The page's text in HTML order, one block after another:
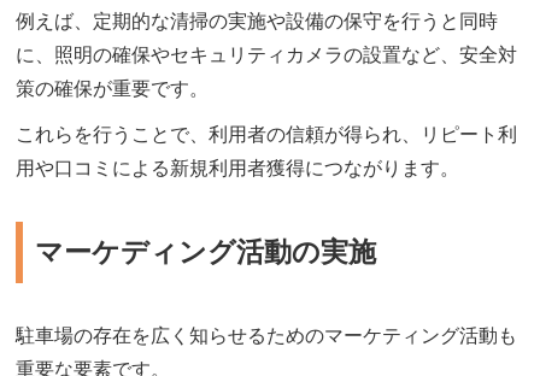
例えば、定期的な清掃の実施や設備の保守を行うと同時
に、照明の確保やセキュリティカメラの設置など、安全対
策の確保が重要です。
これらを行うことで、利用者の信頼が得られ、リピート利
用や口コミによる新規利用者獲得につながります。
マーケディング活動の実施
駐車場の存在を広く知らせるためのマーケティング活動も
重要な要素です。